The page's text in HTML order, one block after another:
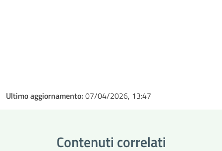
Ultimo aggiornamento: 07/04/2026, 13:47
Contenuti correlati